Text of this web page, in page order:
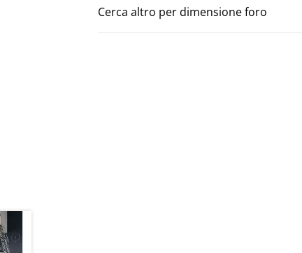
Cerca altro per dimensione foro